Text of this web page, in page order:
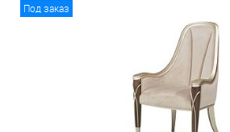
Под заказ